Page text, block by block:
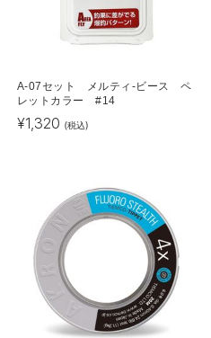
A-07セット メルティ-ビース ペ
レットカラー #14
¥1,320 (税込)